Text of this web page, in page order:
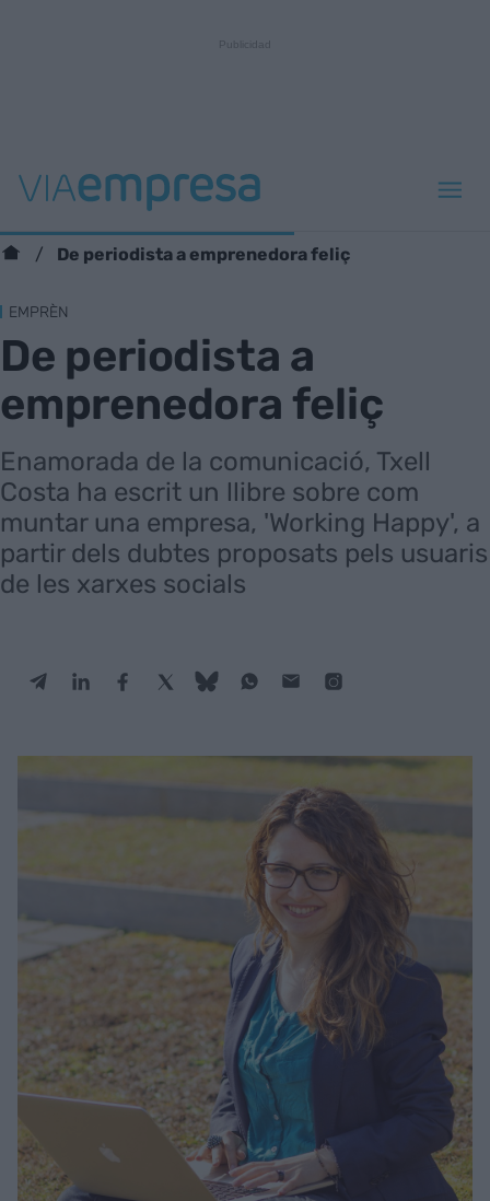
De periodista a emprenedora feliç
EMPRÈN
De periodista a
emprenedora feliç
Enamorada de la comunicació, Txell
Costa ha escrit un llibre sobre com
muntar una empresa, 'Working Happy', a
partir dels dubtes proposats pels usuaris
de les xarxes socials